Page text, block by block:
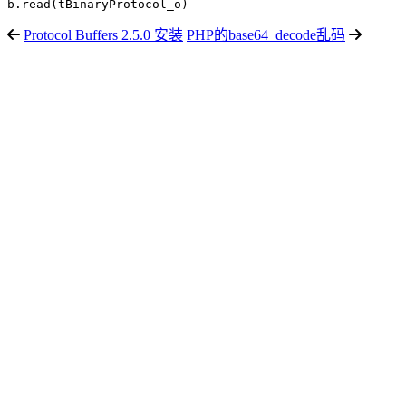
b.read(tBinaryProtocol_o)
Protocol Buffers 2.5.0 安装 PHP的base64_decode乱码